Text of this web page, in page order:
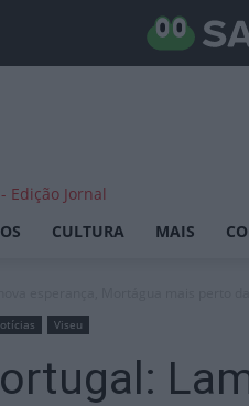
CULTURA MAIS
Viseu